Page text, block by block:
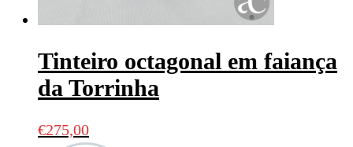
Tinteiro octagonal em faiança
da Torrinha
€275,00